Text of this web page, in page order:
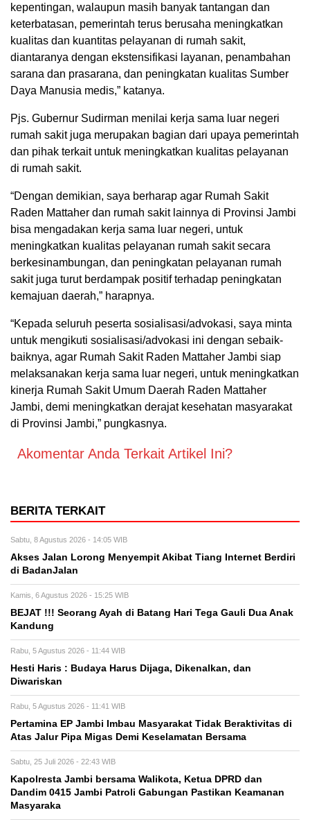
kepentingan, walaupun masih banyak tantangan dan
keterbatasan, pemerintah terus berusaha meningkatkan
kualitas dan kuantitas pelayanan di rumah sakit,
diantaranya dengan ekstensifikasi layanan, penambahan
sarana dan prasarana, dan peningkatan kualitas Sumber
Daya Manusia medis,” katanya.
Pjs. Gubernur Sudirman menilai kerja sama luar negeri
rumah sakit juga merupakan bagian dari upaya pemerintah
dan pihak terkait untuk meningkatkan kualitas pelayanan
di rumah sakit.
“Dengan demikian, saya berharap agar Rumah Sakit
Raden Mattaher dan rumah sakit lainnya di Provinsi Jambi
bisa mengadakan kerja sama luar negeri, untuk
meningkatkan kualitas pelayanan rumah sakit secara
berkesinambungan, dan peningkatan pelayanan rumah
sakit juga turut berdampak positif terhadap peningkatan
kemajuan daerah,” harapnya.
“Kepada seluruh peserta sosialisasi/advokasi, saya minta
untuk mengikuti sosialisasi/advokasi ini dengan sebaik-
baiknya, agar Rumah Sakit Raden Mattaher Jambi siap
melaksanakan kerja sama luar negeri, untuk meningkatkan
kinerja Rumah Sakit Umum Daerah Raden Mattaher
Jambi, demi meningkatkan derajat kesehatan masyarakat
di Provinsi Jambi,” pungkasnya.
Akomentar Anda Terkait Artikel Ini?
BERITA TERKAIT
Sabtu, 8 Agustus 2026 - 14:05 WIB
Akses Jalan Lorong Menyempit Akibat Tiang Internet Berdiri
di BadanJalan
Kamis, 6 Agustus 2026 - 15:25 WIB
BEJAT !!! Seorang Ayah di Batang Hari Tega Gauli Dua Anak
Kandung
Rabu, 5 Agustus 2026 - 11:44 WIB
Hesti Haris : Budaya Harus Dijaga, Dikenalkan, dan
Diwariskan
Rabu, 5 Agustus 2026 - 11:41 WIB
Pertamina EP Jambi Imbau Masyarakat Tidak Beraktivitas di
Atas Jalur Pipa Migas Demi Keselamatan Bersama
Sabtu, 25 Juli 2026 - 22:43 WIB
Kapolresta Jambi bersama Walikota, Ketua DPRD dan
Dandim 0415 Jambi Patroli Gabungan Pastikan Keamanan
Masyaraka